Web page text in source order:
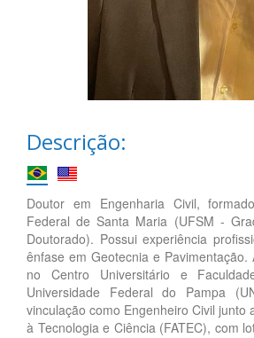
Descrição:
Doutor em Engenharia Civil,
Federal de Santa Maria (UFSM -
Doutorado). Possui experiência
ênfase em Geotecnia e Pavimentação.
no Centro Universitário e
Universidade Federal do Pampa
vinculação como Engenheiro Civil junto
à Tecnologia e Ciência (FATEC), com